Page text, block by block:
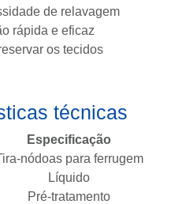
de relavagem
rápida e eficaz
os tecidos
técnicas
Especificação
nódoas para ferrugem
Líquido
Pré-tratamento